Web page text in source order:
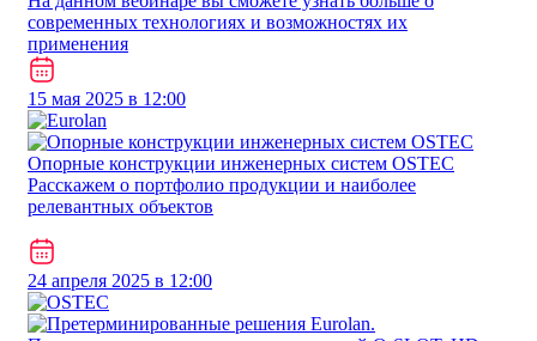
современных технологиях и возможностях их
применения
15 мая 2025 в 12:00
Опорные конструкции инженерных систем OSTEC
Расскажем о портфолио продукции и наиболее
релевантных объектов
24 апреля 2025 в 12:00